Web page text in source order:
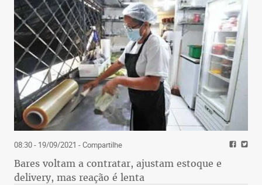
08:30 - 19/09/2021 - Compartilhe
Bares voltam a contratar, ajustam estoque e
delivery, mas reação é lenta